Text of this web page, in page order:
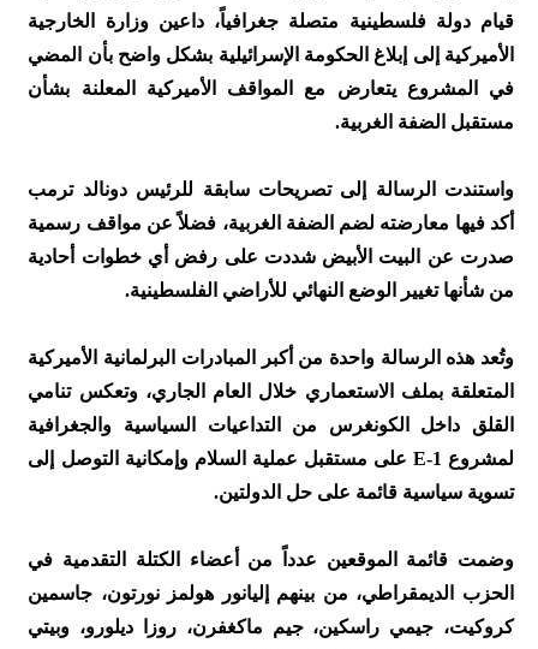
قيام دولة فلسطينية متصلة جغرافياً، داعين وزارة الخارجية
الأميركية إلى إبلاغ الحكومة الإسرائيلية بشكل واضح بأن المضي
في المشروع يتعارض مع المواقف الأميركية المعلنة بشأن
مستقبل الضفة الغربية.
واستندت الرسالة إلى تصريحات سابقة للرئيس دونالد ترمب
أكد فيها معارضته لضم الضفة الغربية، فضلاً عن مواقف رسمية
صدرت عن البيت الأبيض شددت على رفض أي خطوات أحادية
من شأنها تغيير الوضع النهائي للأراضي الفلسطينية.
وتُعد هذه الرسالة واحدة من أكبر المبادرات البرلمانية الأميركية
المتعلقة بملف الاستعماري خلال العام الجاري، وتعكس تنامي
القلق داخل الكونغرس من التداعيات السياسية والجغرافية
لمشروع E-1 على مستقبل عملية السلام وإمكانية التوصل إلى
تسوية سياسية قائمة على حل الدولتين.
وضمت قائمة الموقعين عدداً من أعضاء الكتلة التقدمية في
الحزب الديمقراطي، من بينهم إليانور هولمز نورتون، جاسمين
كروكيت، جيمي راسكين، جيم ماكغفرن، روزا ديلورو، وبيتي